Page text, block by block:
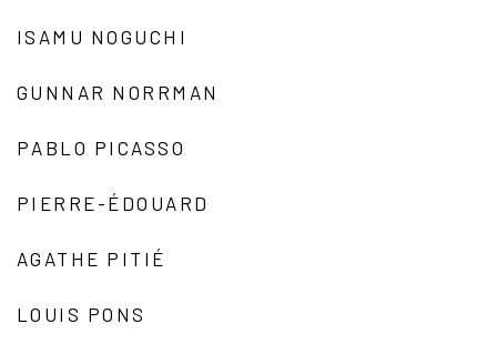
ISAMU NOGUCHI
GUNNAR NORRMAN
PABLO PICASSO
PIERRE-ÉDOUARD
AGATHE PITIÉ
LOUIS PONS